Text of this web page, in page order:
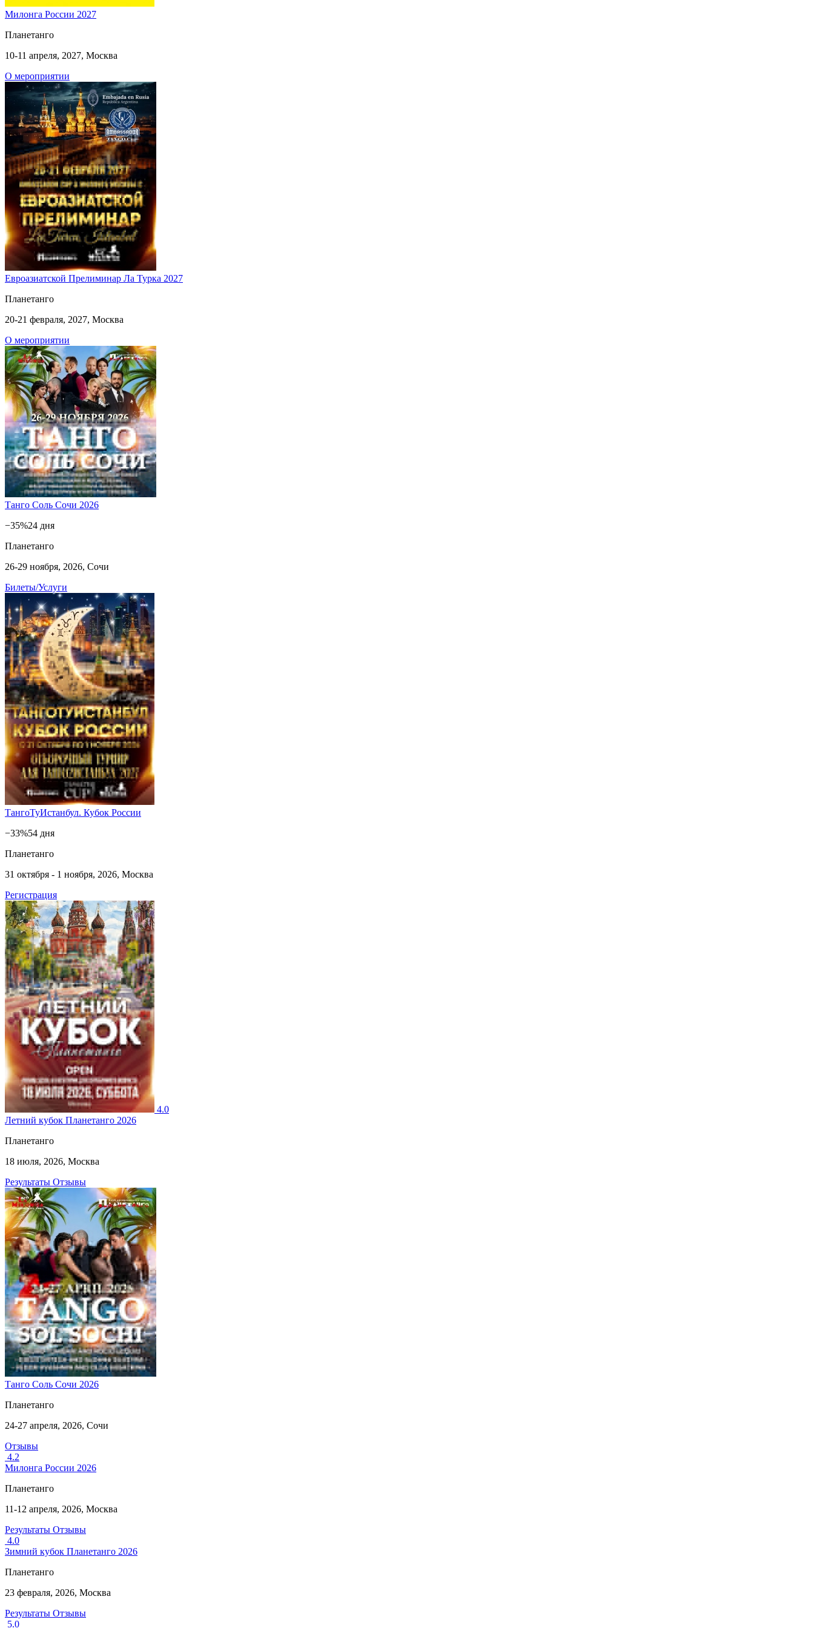
Милонга России 2027
Планетанго
10-11 апреля, 2027, Москва
О мероприятии
Евроазиатской Прелиминар Ла Турка 2027
Планетанго
20-21 февраля, 2027, Москва
О мероприятии
Танго Соль Сочи 2026
−35%24 дня
Планетанго
26-29 ноября, 2026, Сочи
Билеты/Услуги
ТангоТуИстанбул. Кубок России
−33%54 дня
Планетанго
31 октября - 1 ноября, 2026, Москва
Регистрация
4.0
Летний кубок Планетанго 2026
Планетанго
18 июля, 2026, Москва
Результаты Отзывы
Танго Соль Сочи 2026
Планетанго
24-27 апреля, 2026, Сочи
Отзывы
4.2
Милонга России 2026
Планетанго
11-12 апреля, 2026, Москва
Результаты Отзывы
4.0
Зимний кубок Планетанго 2026
Планетанго
23 февраля, 2026, Москва
Результаты Отзывы
5.0